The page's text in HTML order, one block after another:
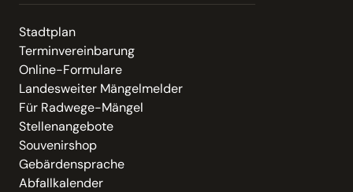
Stadtplan
Terminvereinbarung
Online-Formulare
Landesweiter Mängelmelder
Für Radwege-Mängel
Stellenangebote
Souvenirshop
Gebärdensprache
Abfallkalender